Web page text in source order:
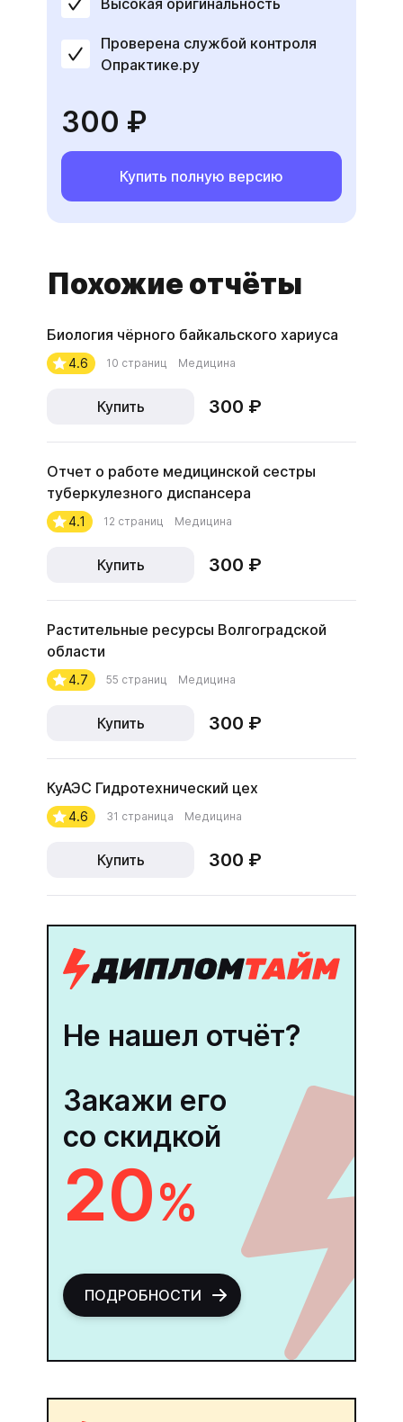
Высокая оригинальность
Проверена службой контроля
Опрактике.ру
300 ₽
Купить полную версию
Похожие отчёты
Биология чёрного байкальского хариуса
4.6 10 страниц Медицина
Купить 300 ₽
Отчет о работе медицинской сестры
туберкулезного диспансера
4.1 12 страниц Медицина
Купить 300 ₽
Растительные ресурсы Волгоградской
области
4.7 55 страниц Медицина
Купить 300 ₽
КуАЭС Гидротехнический цех
4.6 31 страница Медицина
Купить 300 ₽
Не нашел отчёт?
Закажи его
со скидкой
20%
ПОДРОБНОСТИ